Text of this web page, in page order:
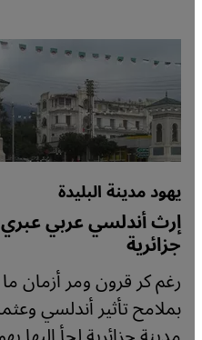
يهود مدينة البليدة
إرث أندلسي عربي
جزائرية
رغم كر قرون ومر أزمان
بملامح تأثير أندلسي